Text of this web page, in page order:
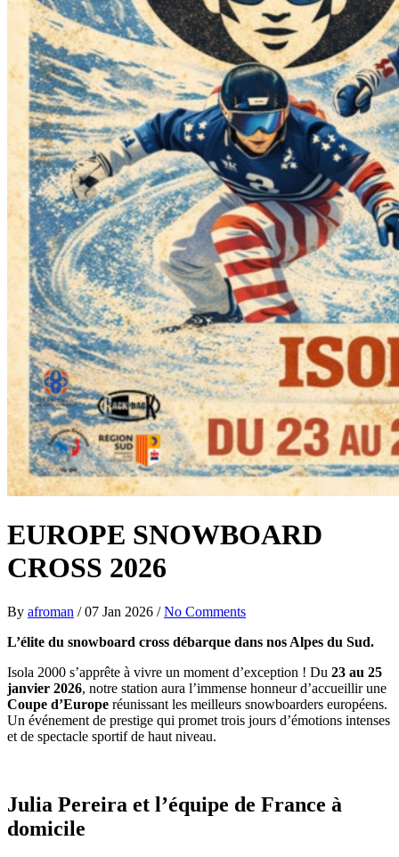
EUROPE SNOWBOARD
CROSS 2026
By afroman / 07 Jan 2026 / No Comments
L’élite du snowboard cross débarque dans nos Alpes du Sud.
Isola 2000 s’apprête à vivre un moment d’exception ! Du 23 au 25
janvier 2026, notre station aura l’immense honneur d’accueillir une
Coupe d’Europe réunissant les meilleurs snowboarders européens.
Un événement de prestige qui promet trois jours d’émotions intenses
et de spectacle sportif de haut niveau.
Julia Pereira et l’équipe de France à
domicile